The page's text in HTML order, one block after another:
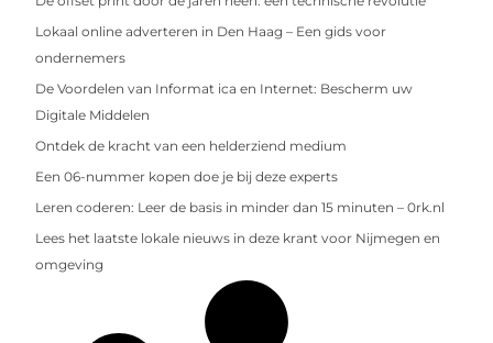
Lokaal online adverteren in Den Haag – Een gids voor
ondernemers
De Voordelen van Informat ica en Internet: Bescherm uw
Digitale Middelen
Ontdek de kracht van een helderziend medium
Een 06-nummer kopen doe je bij deze experts
Leren coderen: Leer de basis in minder dan 15 minuten – 0rk.nl
Lees het laatste lokale nieuws in deze krant voor Nijmegen en
omgeving